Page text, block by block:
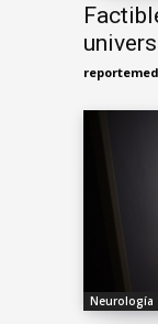
Neurología